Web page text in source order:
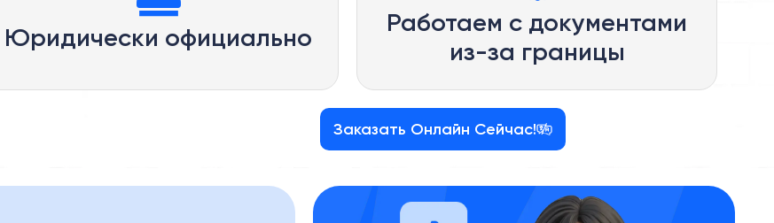
Юридически официально
Работаем с документами
из-за границы
Заказать Онлайн Сейчас!